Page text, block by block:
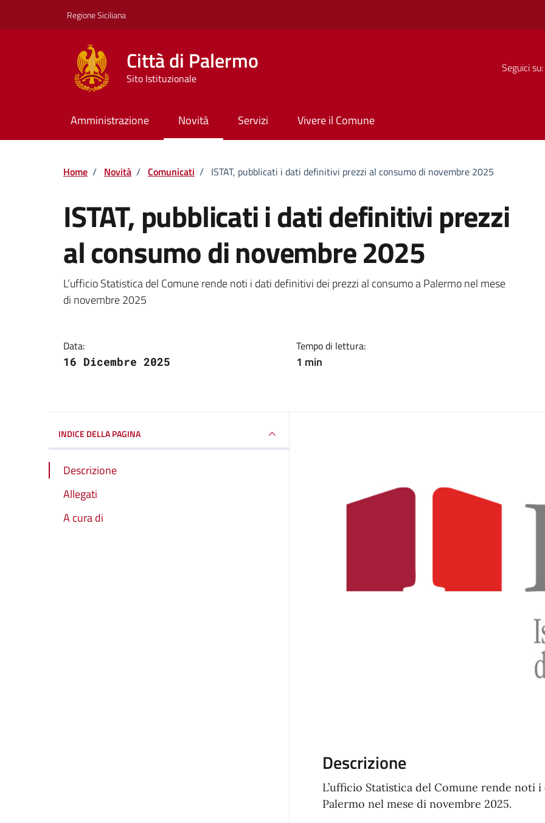
Regione Siciliana
Città di Palermo
Sito Istituzionale
Seguici su:
Amministrazione Novità Servizi Vivere il Comune
Home / Novità / Comunicati / ISTAT, pubblicati i dati definitivi prezzi al consumo di novembre 2025
ISTAT, pubblicati i dati definitivi prezzi
al consumo di novembre 2025
Dettagli della notizia
L’ufficio Statistica del Comune rende noti i dati definitivi dei prezzi al consumo a Palermo nel mese
di novembre 2025
Data:
16 Dicembre 2025
Tempo di lettura:
1 min
INDICE DELLA PAGINA
Descrizione
Allegati
A cura di
Descrizione
L’ufficio Statistica del Comune rende noti
Palermo nel mese di novembre 2025.